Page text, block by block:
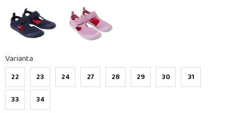
Varianta
22 23 24 27 28 29 30 31
33 34